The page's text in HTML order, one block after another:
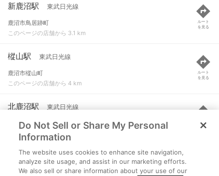
新鹿沼駅 東武日光線
鹿沼市鳥居跡町
このページの店舗から 3.1 km
ルート
を見る
樅山駅 東武日光線
鹿沼市樅山町
このページの店舗から 4 km
ルート
を見る
北鹿沼駅 東武日光線
鹿沼市玉田町
このページの店舗から 4.9 km
ルート
を見る
楡木駅 東武日光線
鹿沼市楡木町
Do Not Sell or Share My Personal
Information
The website uses cookies to enhance site navigation,
analyze site usage, and assist in our marketing efforts.
We also sell or share information about your use of our